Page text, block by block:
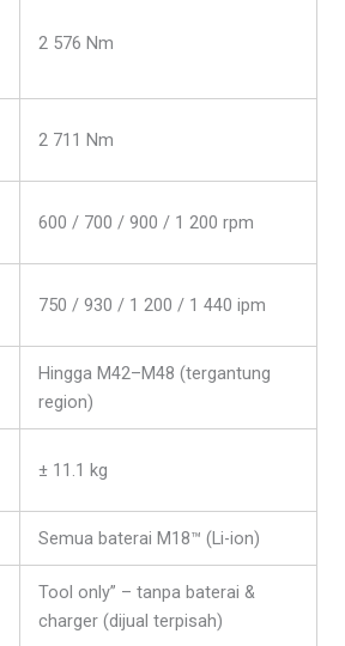
2 576 Nm
2 711 Nm
600 / 700 / 900 / 1 200 rpm
750 / 930 / 1 200 / 1 440 ipm
Hingga M42–M48 (tergantung
region)
± 11.1 kg
Semua baterai M18™ (Li-ion)
Tool only” – tanpa baterai &
charger (dijual terpisah)